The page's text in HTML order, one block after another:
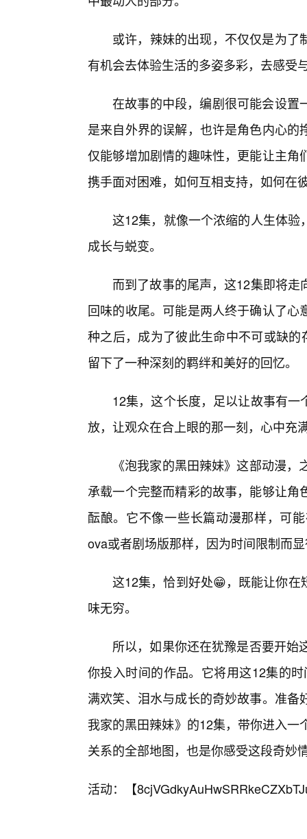
或许，辣妹的出现，不仅仅是为
有机会去体验生活的多姿多彩，去感受
在故事的中段，编剧很可能会设置
是来自外界的误解，也许是角色内心
仅能够增加剧情的趣味性，更能让主
携手面对困难，如何互相支持，如何在
这12集，就像一个浓缩的人生体
成长与蜕变。
而到了故事的尾声，这12集即将
回味的收尾。可能是两人终于确认了
种之后，成为了彼此生命中不可或缺
留下了一种深刻的羁绊和美好的回忆。
12集，这个长度，足以让故事有
放，让观众在合上眼的那一刻，心中充
《泡我家的黑田辣妹》这部动漫
承载一个完整而精彩的故事，能够让
酝酿。它不像一些长篇动漫那样，可
ova或者剧场版那样，因为时间限制而
这12集，恰到好处😁，既能让你
味无穷。
所以，如果你还在犹豫是否要开始
你投入时间的作品。它将用这12集的
满欢笑、泪水与成长的奇妙故事。准
我家的黑田辣妹》的12集，带你进入
关系的全部地图，也是你感受这段奇妙
活动：【